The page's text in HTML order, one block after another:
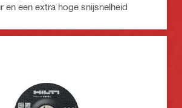
en een extra hoge snijsnelheid